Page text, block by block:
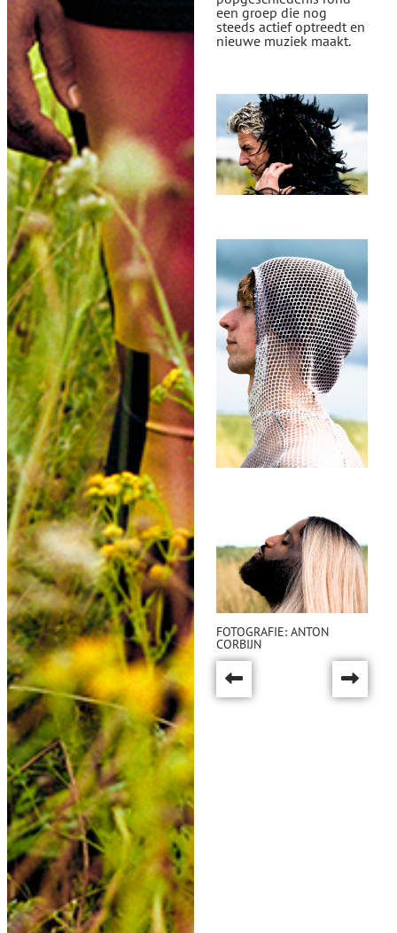
een groep die nog
steeds actief optreedt en
nieuwe muziek maakt.
FOTOGRAFIE: ANTON
CORBIJN